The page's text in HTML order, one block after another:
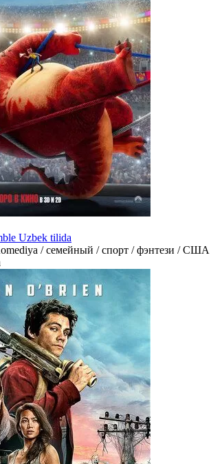
Uzbek tilida
/ семейный / спорт / фэнтези / США